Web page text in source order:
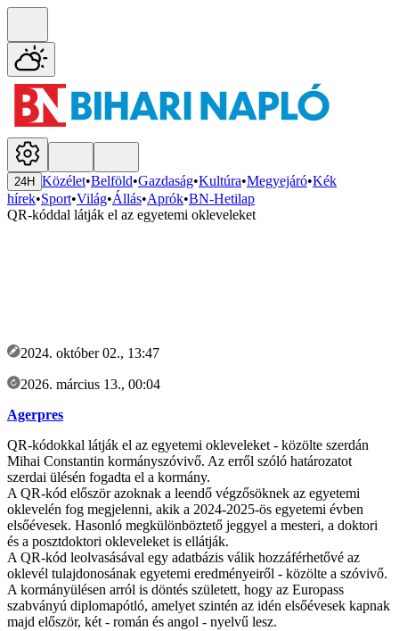
24H Közélet•Belföld•Gazdaság•Kultúra•Megyejáró•Kék
hírek•Sport•Világ•Állás•Aprók•BN-Hetilap
QR-kóddal látják el az egyetemi okleveleket
2024. október 02., 13:47
2026. március 13., 00:04
Agerpres
QR-kódokkal látják el az egyetemi okleveleket - közölte szerdán
Mihai Constantin kormányszóvivő. Az erről szóló határozatot
szerdai ülésén fogadta el a kormány.
A QR-kód először azoknak a leendő végzősöknek az egyetemi
oklevelén fog megjelenni, akik a 2024-2025-ös egyetemi évben
elsőévesek. Hasonló megkülönböztető jeggyel a mesteri, a doktori
és a posztdoktori okleveleket is ellátják.
A QR-kód leolvasásával egy adatbázis válik hozzáférhetővé az
oklevél tulajdonosának egyetemi eredményeiről - közölte a szóvivő.
A kormányülésen arról is döntés született, hogy az Europass
szabványú diplomapótló, amelyet szintén az idén elsőévesek kapnak
majd először, két - román és angol - nyelvű lesz.